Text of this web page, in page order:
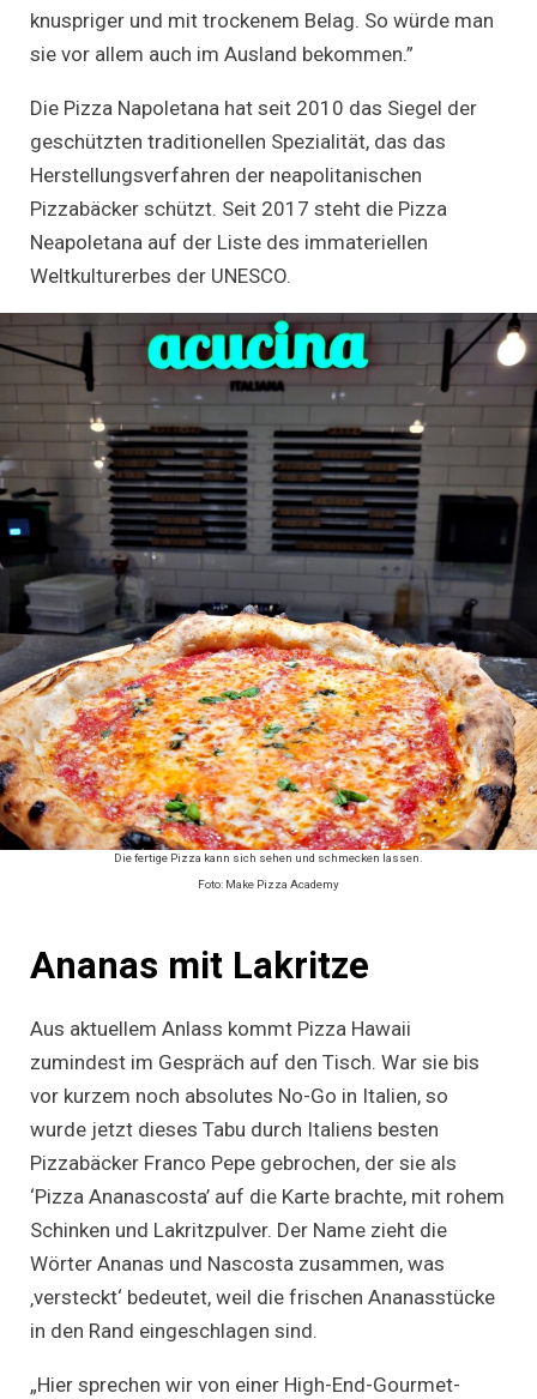
knuspriger und mit trockenem Belag. So würde man
sie vor allem auch im Ausland bekommen.”
Die Pizza Napoletana hat seit 2010 das Siegel der
geschützten traditionellen Spezialität, das das
Herstellungsverfahren der neapolitanischen
Pizzabäcker schützt. Seit 2017 steht die Pizza
Neapoletana auf der Liste des immateriellen
Weltkulturerbes der UNESCO.
Die fertige Pizza kann sich sehen und schmecken lassen.
Foto: Make Pizza Academy
Ananas mit Lakritze
Aus aktuellem Anlass kommt Pizza Hawaii
zumindest im Gespräch auf den Tisch. War sie bis
vor kurzem noch absolutes No-Go in Italien, so
wurde jetzt dieses Tabu durch Italiens besten
Pizzabäcker Franco Pepe gebrochen, der sie als
‘Pizza Ananascosta’ auf die Karte brachte, mit rohem
Schinken und Lakritzpulver. Der Name zieht die
Wörter Ananas und Nascosta zusammen, was
‚versteckt‘ bedeutet, weil die frischen Ananasstücke
in den Rand eingeschlagen sind.
„Hier sprechen wir von einer High-End-Gourmet-